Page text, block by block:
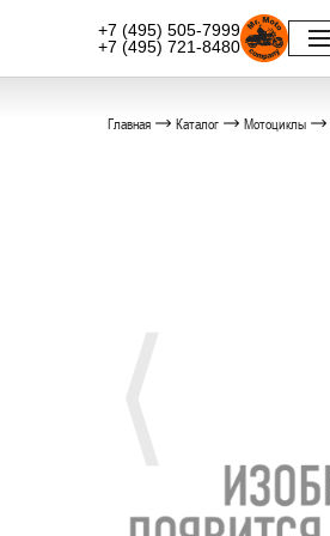
+7 (495) 505-7999
+7 (495) 721-8480
Главная Каталог Мотоциклы